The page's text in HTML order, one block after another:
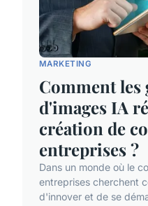
MARKETING
Comment les
d'images IA
création de
entreprises ?
Dans un monde où le
entreprises cherchent
d'innover et de se